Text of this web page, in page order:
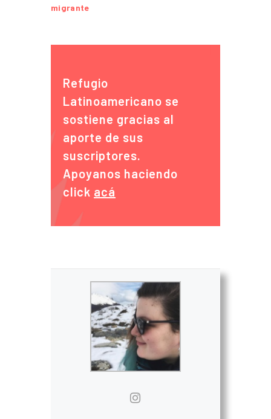
migrante
Refugio
Latinoamericano se
sostiene gracias al
aporte de sus
suscriptores.
Apoyanos haciendo
click acá